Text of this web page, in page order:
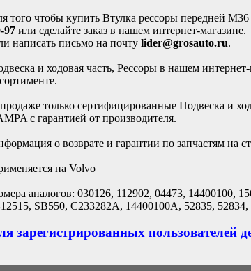
того чтобы купить Втулка рессоры передней
97 или сделайте заказ в нашем интернет-магазине.
написать письмо на почту lider@grosauto.ru.
и ходовая часть, Рессоры в нашем
только сертифицированные Подвеска и
с гарантией от производителя.
о возврате и гарантии по запчастям на
на Volvo
аналогов: 030126, 112902, 04473, 14400100,
SB550, C233282A, 14400100A, 52835,
зарегистрированных пользователей